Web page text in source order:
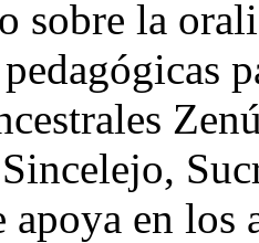
sobre la
apoya en